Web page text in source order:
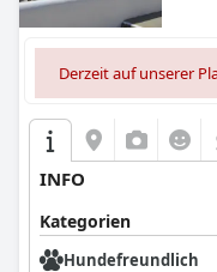
Derzeit auf unserer
INFO
Kategorien
Hundefreundlich